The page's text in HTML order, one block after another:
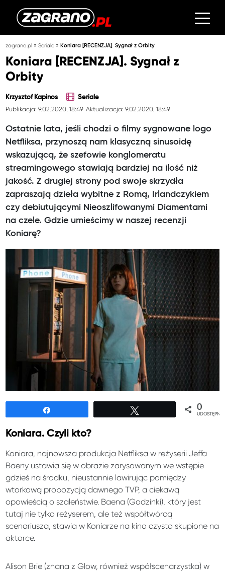
zagrano.pl »Seriale »Koniara [RECENZJA]. Sygnał z Orbity
Koniara [RECENZJA]. Sygnał z
Orbity
Krzysztof Kapinos Seriale
Publikacja: 9.02.2020, 18:49 Aktualizacja: 9.02.2020, 18:49
Ostatnie lata, jeśli chodzi o filmy sygnowane logo
Netfliksa, przynoszą nam klasyczną sinusoidę
wskazującą, że szefowie konglomeratu
streamingowego stawiają bardziej na ilość niż
jakość. Z drugiej strony pod swoje skrzydła
zapraszają dzieła wybitne z Romą, Irlandczykiem
czy debiutującymi Nieoszlifowanymi Diamentami
na czele. Gdzie umieścimy w naszej recenzji
Koniarę?
0
Koniara. Czyli kto?
Koniara, najnowsza produkcja Netfliksa w reżyserii Jeffa
Baeny ustawia się w obrazie zarysowanym we wstępie
gdzieś na środku, nieustannie lawirując pomiędzy
wtorkową propozycją dawnego TVP, a ciekawą
opowieścią o szaleństwie. Baena (Godzinki), który jest
tutaj nie tylko reżyserem, ale też współtwórcą
scenariusza, stawia w Koniarze na kino czysto skupione na
aktorce.
Alison Brie (znana z Glow, również współscenarzystka) w